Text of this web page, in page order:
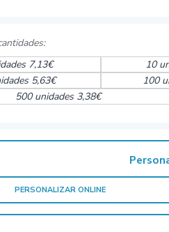
7,13€ 10
5,63€
100
500 unidades 3,38€
PERSONALIZAR ONLINE